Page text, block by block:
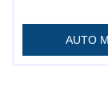
AUTO